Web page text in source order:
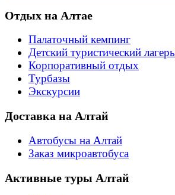
Отдых на Алтае
Палаточный кемпинг
Детский туристический лагерь
Корпоративный отдых
Турбазы
Экскурсии
Доставка на Алтай
Автобусы на Алтай
Заказ микроавтобуса
Активные туры Алтай